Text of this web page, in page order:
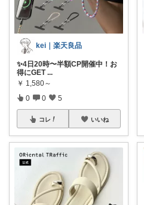
kei｜楽天良品
✨4日20時〜半額CP開催中！お
得にGET ...
￥ 1,580～
0 0 5
コレ いいね